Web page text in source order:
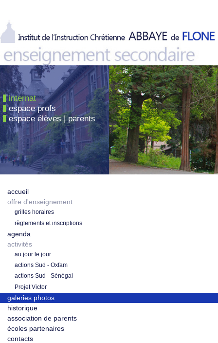
internat
espace profs
espace élèves | parents
accueil
offre d'enseignement
grilles horaires
règlements et inscriptions
agenda
activités
au jour le jour
actions Sud - Oxfam
actions Sud - Sénégal
Projet Victor
galeries photos
historique
association de parents
écoles partenaires
contacts